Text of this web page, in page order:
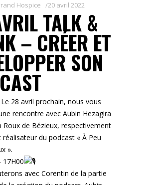
Hospice 20 avril 2022
TALK &
– CRÉER ET
SON
Le 28 avril prochain, nous vous
rencontre avec Aubin Hezagira
Roux de Bézieux, respectivement
du podcast « À Peu
».
17H00
avec Corentin de la partie